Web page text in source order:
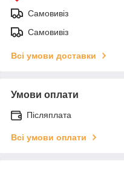
Самовивіз
Самовивіз
Всі умови доставки
Умови оплати
Післяплата
Всі умови оплати